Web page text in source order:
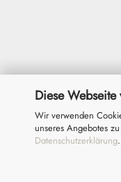
Diese
Wir verwenden
unseres Angebotes
Datenschutzerklärung.